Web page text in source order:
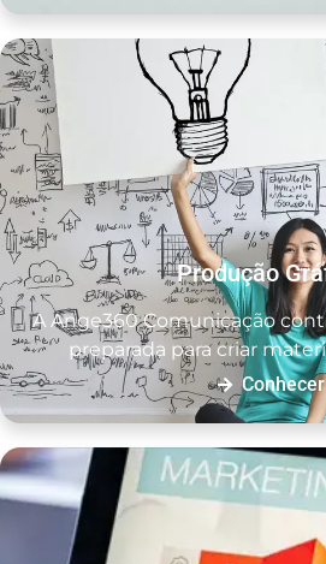
Produção
A Ange360 Comunicação
preparada para criar
Conhecer